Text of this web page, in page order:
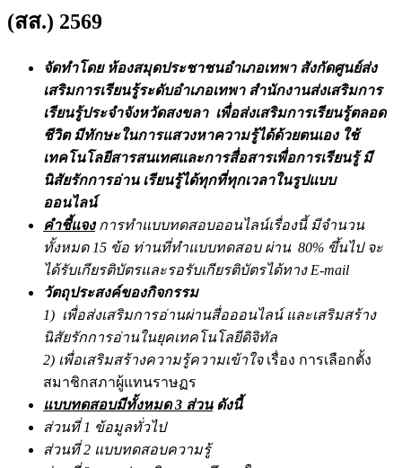
(สส.) 2569
จัดทำโดย ห้องสมุดประชาชนอำเภอเทพา สังกัดศูนย์ส่ง
เสริมการเรียนรู้ระดับอำเภอเทพา สำนักงานส่งเสริมการ
เรียนรู้ประจำจังหวัดสงขลา เพื่อส่งเสริมการเรียนรู้ตลอด
ชีวิต มีทักษะในการแสวงหาความรู้ได้ด้วยตนเอง ใช้
เทคโนโลยีสารสนเทศและการสื่อสารเพื่อการเรียนรู้ มี
นิสัยรักการอ่าน เรียนรู้ได้ทุกที่ทุกเวลาในรูปแบบ
ออนไลน์
คำชี้แจง การทำแบบทดสอบออนไลน์เรื่องนี้ มีจำนวน
ทั้งหมด 15 ข้อ ท่านที่ทำแบบทดสอบ ผ่าน 80% ขึ้นไป จะ
ได้รับเกียรติบัตรและรอรับเกียรติบัตรได้ทาง E-mail
วัตถุประสงค์ของกิจกรรม
1) เพื่อส่งเสริมการอ่านผ่านสื่อออนไลน์ และเสริมสร้าง
นิสัยรักการอ่านในยุคเทคโนโลยีดิจิทัล
2) เพื่อเสริมสร้างความรู้ความเข้าใจ เรื่อง การเลือกตั้ง
สมาชิกสภาผู้แทนราษฏร
แบบทดสอบมีทั้งหมด 3 ส่วนดังนี้
ส่วนที่ 1 ข้อมูลทั่วไป
ส่วนที่ 2 แบบทดสอบความรู้